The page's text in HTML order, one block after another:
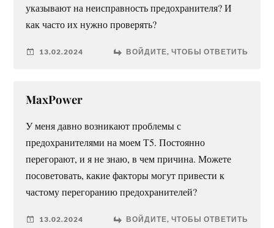
указывают на неисправность предохранителя? И
как часто их нужно проверять?
13.02.2024 ВОЙДИТЕ, ЧТОБЫ ОТВЕТИТЬ
MaxPower
У меня давно возникают проблемы с
предохранителями на моем Т5. Постоянно
перегорают, и я не знаю, в чем причина. Можете
посоветовать, какие факторы могут привести к
частому перегоранию предохранителей?
13.02.2024 ВОЙДИТЕ, ЧТОБЫ ОТВЕТИТЬ